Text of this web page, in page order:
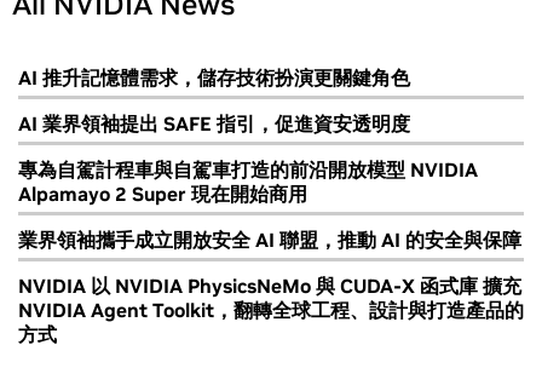
AI 推升記憶體需求，儲存技術扮演更關鍵角色
AI 業界領袖提出 SAFE 指引，促進資安透明度
專為自駕計程車與自駕車打造的前沿開放模型 NVIDIA
Alpamayo 2 Super 現在開始商用
業界領袖攜手成立開放安全 AI 聯盟，推動 AI 的安全與保障
NVIDIA 以 NVIDIA PhysicsNeMo 與 CUDA-X 函式庫 擴充
NVIDIA Agent Toolkit，翻轉全球工程、設計與打造產品的
方式